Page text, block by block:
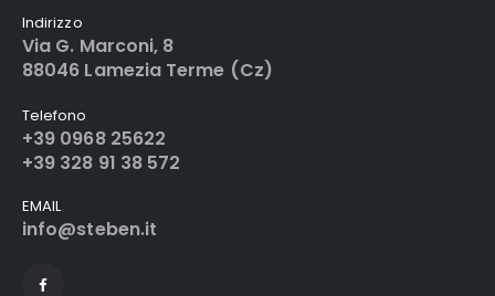
Indirizzo
Via G. Marconi, 8
88046 Lamezia Terme (Cz)
Telefono
+39 0968 25622
+39 328 91 38 572
EMAIL
info@steben.it